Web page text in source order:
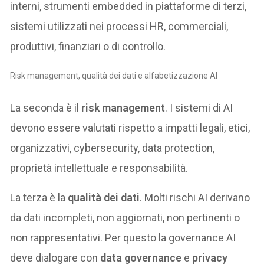
interni, strumenti embedded in piattaforme di terzi,
sistemi utilizzati nei processi HR, commerciali,
produttivi, finanziari o di controllo.
Risk management, qualità dei dati e alfabetizzazione AI
La seconda è il risk management. I sistemi di AI
devono essere valutati rispetto a impatti legali, etici,
organizzativi, cybersecurity, data protection,
proprietà intellettuale e responsabilità.
La terza è la qualità dei dati. Molti rischi AI derivano
da dati incompleti, non aggiornati, non pertinenti o
non rappresentativi. Per questo la governance AI
deve dialogare con data governance e privacy